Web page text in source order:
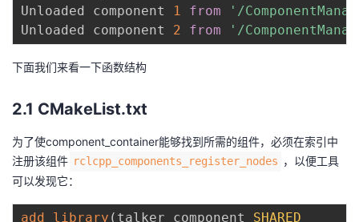
Unloaded component
1 from
'/
Unloaded component 2 from '/
下面我们来看一下函数结构
2.1 CMakeList.txt
为了使component_container能够找到所需的组件，必须在索引中
注册该组件 rclcpp_components_register_nodes ，以便工具
可以发现它：
add_library ( talker_component SHARED